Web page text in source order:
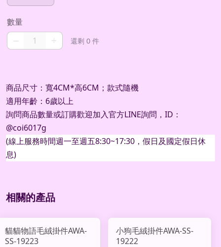
數量
還剩 0 件
商品尺寸：寬4CM*高6CM；款式隨機
適用年齡：6歲以上
詢問商品數量或訂購歡迎加入官方LINE詢問， ID ：
@coi6017g
(線上服務時間週一至週五8:30~17:30 ，假日及國定假日休
息)
相關的產品
貓貓物語毛絨掛件AWA-
SS-19223
小狗毛絨掛件AWA-SS-
19222